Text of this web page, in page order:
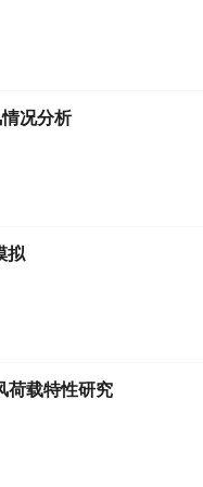
况分析
拟
荷载特性研究